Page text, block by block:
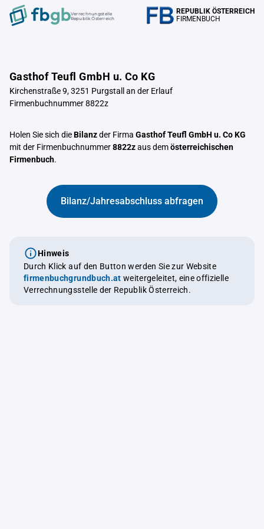
Verrechnungstelle
Republik Österreich
REPUBLIK ÖSTERREICH
FIRMENBUCH
Gasthof Teufl GmbH u. Co KG
Kirchenstraße 9, 3251 Purgstall an der Erlauf
Firmenbuchnummer 8822z
Holen Sie sich dieBilanzder Firma Gasthof Teufl GmbH u. Co KG
mit der Firmenbuchnummer8822zaus demösterreichischen
Firmenbuch.
Bilanz/Jahresabschluss abfragen
Hinweis
Durch Klick auf den Button werden Sie zur Website
firmenbuchgrundbuch.at weitergeleitet, eine offizielle
Verrechnungsstelle der Republik Österreich.